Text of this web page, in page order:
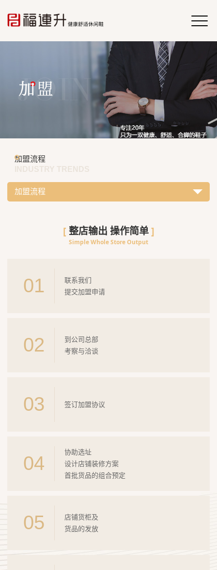
加盟流程
加盟流程
[ 整店输出 操作简单 ]
Simple Whole Store Output
01
联系我们
提交加盟申请
02
到公司总部
考察与洽谈
03 签订加盟协议
04
协助选址
设计店铺装修方案
首批货品的组合预定
05
店铺货柜及
货品的发放